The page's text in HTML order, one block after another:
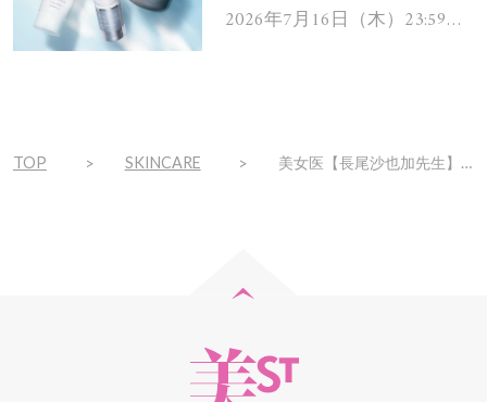
ムを13名様にプレゼン
2026年7月16日（木）23:59ま
TOP SKINCARE 美女医【長尾沙也加先生】が美しすぎる秘密…リアルな愛用品を赤裸々に公開